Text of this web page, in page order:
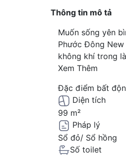
Thông tin mô tả
Muốn sống yên
Phước Đông
không khí trong
Xem Thêm
Đặc điểm bất
Diện tích
99 m²
Pháp lý
Sổ đỏ/ Sổ hồng
Số toilet